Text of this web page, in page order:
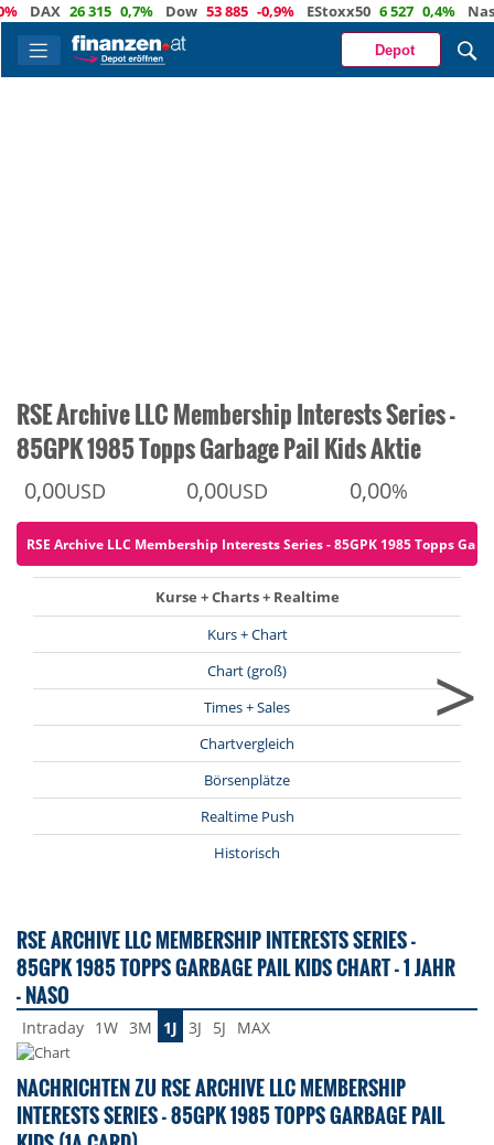
26 315 0,7% Dow 53 885 -0,9% EStoxx50 6 527 0,4% Nasdaq
Depot
RSE Archive LLC Membership Interests Series -
85GPK 1985 Topps Garbage Pail Kids Aktie
0,00USD 0,00USD 0,00%
RSE Archive LLC Membership Interests Series - 85GPK 1985 Topps
Kurse + Charts + Realtime
Kurs + Chart
Chart (groß)
Times + Sales
Chartvergleich
Börsenplätze
Realtime Push
Historisch
>
RSE ARCHIVE LLC MEMBERSHIP INTERESTS SERIES -
85GPK 1985 TOPPS GARBAGE PAIL KIDS CHART - 1 JAHR
- NASO
Intraday 1W 3M 1J 3J 5J MAX
NACHRICHTEN ZU RSE ARCHIVE LLC MEMBERSHIP
INTERESTS SERIES - 85GPK 1985 TOPPS GARBAGE PAIL